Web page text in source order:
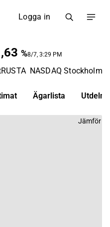
Logga in
%8/7, 3:29 PM
RUSTA NASDAQ Stockholm
Ägarlista
Jämför